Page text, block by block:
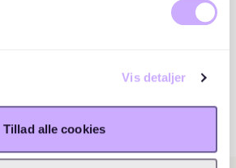
Vis detaljer
Tillad alle cookies